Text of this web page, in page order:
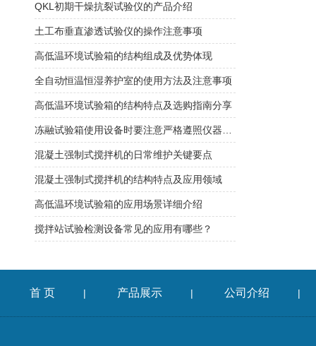
QKL初期干燥抗裂试验仪的产品介绍
土工布垂直渗透试验仪的操作注意事项
高低温环境试验箱的结构组成及优势体现
全自动恒温恒湿养护室的使用方法及注意事项
高低温环境试验箱的结构特点及选购指南分享
混凝土强制式搅拌机的日常维护关键要点
混凝土强制式搅拌机的结构特点及应用领域
高低温环境试验箱的应用场景详细介绍
搅拌站试验检测设备常见的应用有哪些？
首 页 | 产品展示 | 公司介绍 |